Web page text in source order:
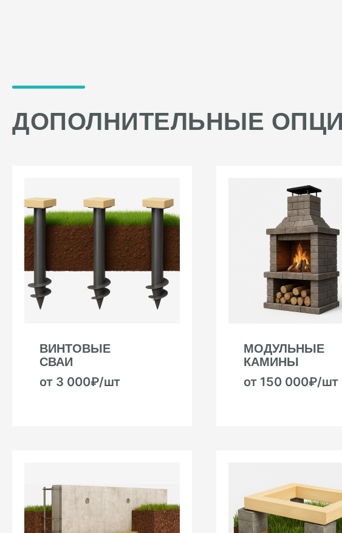
ДОПОЛНИТЕЛЬНЫЕ
ВИНТОВЫЕ
СВАИ
от 3 000₽/шт
МОДУЛЬНЫЕ
КАМИНЫ
от 150 000₽/шт